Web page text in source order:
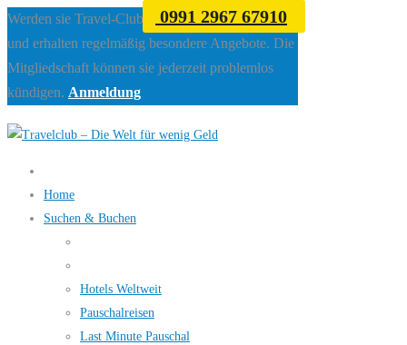
0991 2967 67910
Werden sie Travel-Club Mitglied beim Travelclub
und erhalten regelmäßig besondere Angebote. Die
Mitgliedschaft können sie jederzeit problemlos
kündigen. Anmeldung
Home
Suchen & Buchen
Hotels Weltweit
Pauschalreisen
Last Minute Pauschal